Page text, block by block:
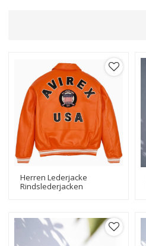
Herren Lederjacke
Rindslederjacken